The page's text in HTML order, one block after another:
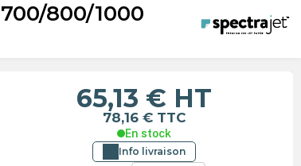
800/1000
65,13 € HT
78,16 € TTC
En stock
Info livraison